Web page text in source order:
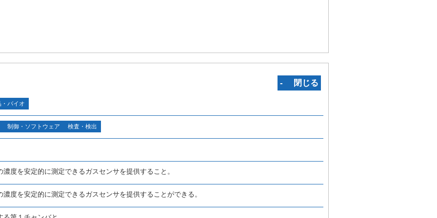
‐ 閉じる
・バイオ
制御・ソフトウェア 検査・検出
濃度を安定的に測定できるガスセンサを提供すること。
濃度を安定的に測定できるガスセンサを提供することができる。